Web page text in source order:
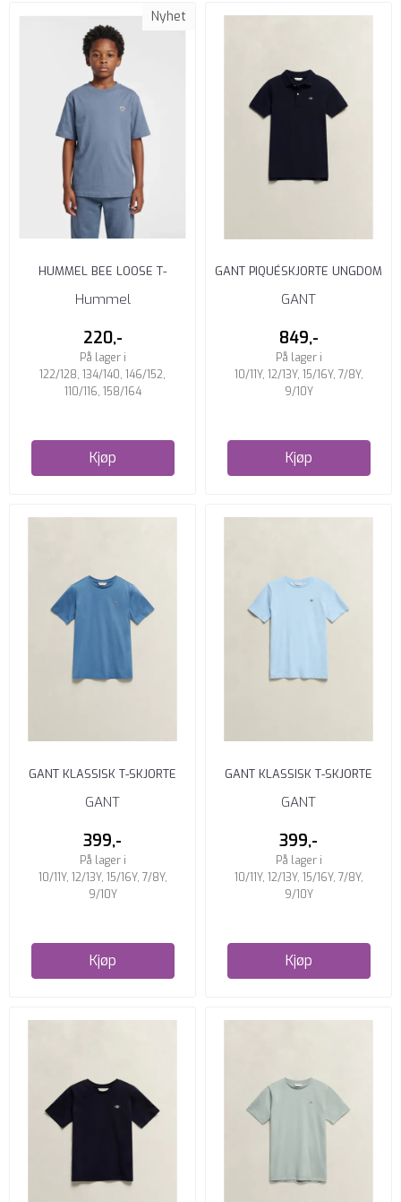
Nyhet
HUMMEL BEE LOOSE T-
SKJORTE JUNIOR FLINT STONE
Hummel
220,-
På lager i
122/128, 134/140, 146/152,
110/116, 158/164
Kjøp
GANT PIQUÉSKJORTE UNGDOM
EVENING BLUE
GANT
849,-
På lager i
10/11Y, 12/13Y, 15/16Y, 7/8Y,
9/10Y
Kjøp
GANT KLASSISK T-SKJORTE
UNGDOM BLÅ
GANT
399,-
På lager i
10/11Y, 12/13Y, 15/16Y, 7/8Y,
9/10Y
Kjøp
GANT KLASSISK T-SKJORTE
UNGDOM SKY BLUE
GANT
399,-
På lager i
10/11Y, 12/13Y, 15/16Y, 7/8Y,
9/10Y
Kjøp